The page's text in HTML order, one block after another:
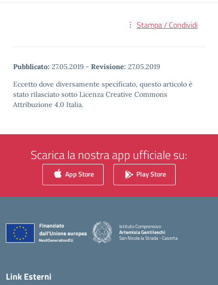
Stampa / Condividi
Pubblicato: 27.05.2019 - Revisione: 27.05.2019
Eccetto dove diversamente specificato, questo articolo è
stato rilasciato sotto Licenza Creative Commons
Attribuzione 4.0 Italia.
Scarica la nostra app ufficiale su:
App Store Play Store
Istituto Comprensivo
Artemisia Gentileschi
San Nicola la Strada - Caserta
Link Esterni